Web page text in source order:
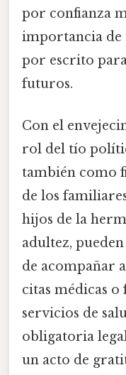
por confianza
importancia de
por escrito
futuros.
Con el
rol del tío
también como
de los
hijos de la
adultez,
de acompañar
citas médicas o
servicios de
obligatoria
un acto de